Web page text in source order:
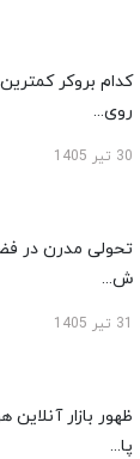
کدام بروکر
روی...
30 تیر 1405
تحولی مدرن در
ش...
ظهور بازار
پا...